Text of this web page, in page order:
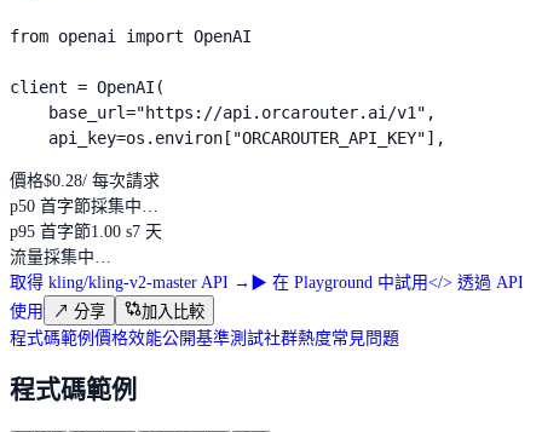
from openai import OpenAI
client = OpenAI(
    base_url="https://api.orcarouter.ai/v1",
    api_key=os.environ["ORCAROUTER_API_KEY"],
價格$0.28/ 每次請求
p50 首字節採集中…
p95 首字節1.00 s7 天
流量採集中…
取得 kling/kling-v2-master API → ▶ 在 Playground 中試用</> 透過 API
使用
↗ 分享
加入比較
程式碼範例 價格效能公開基準測試社群熱度常見問題
程式碼範例